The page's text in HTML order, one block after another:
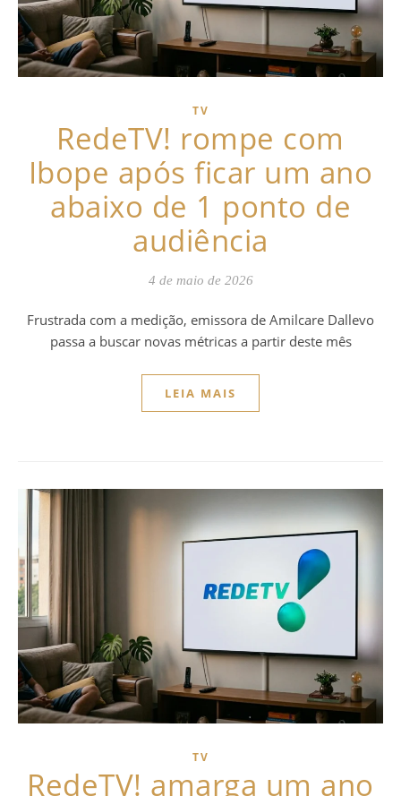
TV
RedeTV! rompe com
Ibope após ficar um ano
abaixo de 1 ponto de
audiência
4 de maio de 2026
Frustrada com a medição, emissora de Amilcare Dallevo
passa a buscar novas métricas a partir deste mês
LEIA MAIS
TV
RedeTV! amarga um ano